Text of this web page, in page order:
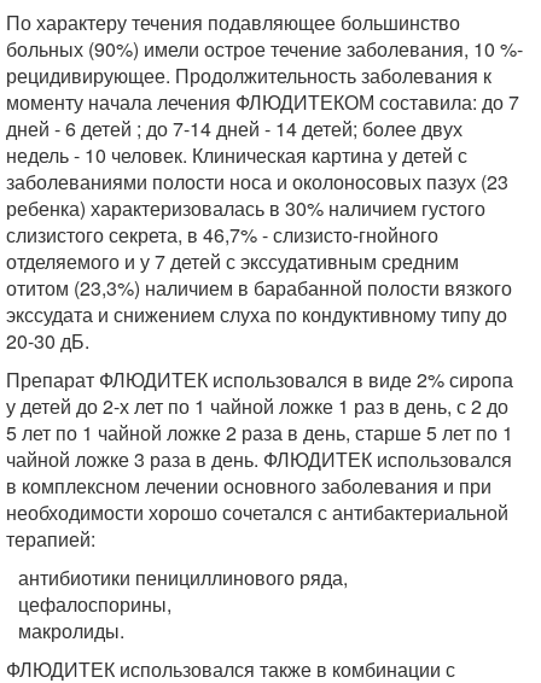
По характеру течения подавляющее большинство
больных (90%) имели острое течение заболевания, 10 %-
рецидивирующее. Продолжительность заболевания к
моменту начала лечения ФЛЮДИТЕКОМ составила: до 7
дней - 6 детей ; до 7-14 дней - 14 детей; более двух
недель - 10 человек. Клиническая картина у детей с
заболеваниями полости носа и околоносовых пазух (23
ребенка) характеризовалась в 30% наличием густого
слизистого секрета, в 46,7% - слизисто-гнойного
отделяемого и у 7 детей с экссудативным средним
отитом (23,3%) наличием в барабанной полости вязкого
экссудата и снижением слуха по кондуктивному типу до
20-30 дБ.
Препарат ФЛЮДИТЕК использовался в виде 2% сиропа
у детей до 2-х лет по 1 чайной ложке 1 раз в день, с 2 до
5 лет по 1 чайной ложке 2 раза в день, старше 5 лет по 1
чайной ложке 3 раза в день. ФЛЮДИТЕК использовался
в комплексном лечении основного заболевания и при
необходимости хорошо сочетался с антибактериальной
терапией:
антибиотики пенициллинового ряда,
цефалоспорины,
макролиды.
ФЛЮДИТЕК использовался также в комбинации с